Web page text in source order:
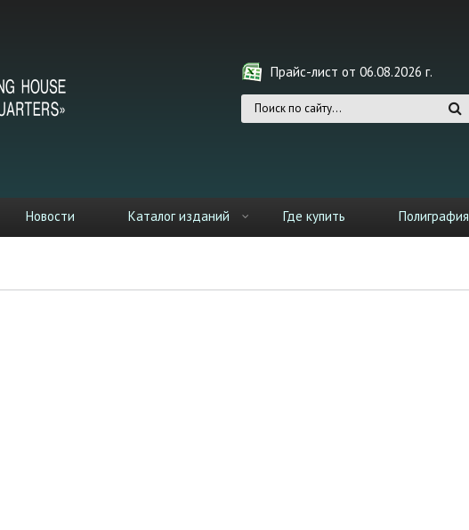
Прайс-лист от 06.08.2026 г.
Форма поиска
Новости Каталог изданий Где купить Полиграфия